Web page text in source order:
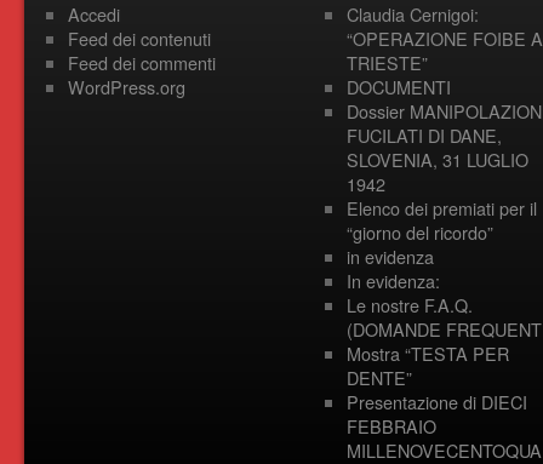
Accedi
Feed dei contenuti
Feed dei commenti
WordPress.org
Claudia Cernigoi:
“OPERAZIONE FOIBE A
TRIESTE”
DOCUMENTI
Dossier
FUCILATI DI DANE,
SLOVENIA, 31 LUGLIO
1942
Elenco dei premiati per il
“giorno del ricordo”
in evidenza
In evidenza:
Le nostre F.A.Q.
(DOMANDE
Mostra “TESTA PER
DENTE”
Presentazione di DIECI
FEBBRAIO